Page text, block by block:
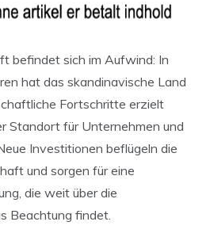
befindet sich im Aufwind: In
hat das skandinavische Land
Fortschritte erzielt
Standort für Unternehmen und
Investitionen beflügeln die
und sorgen für eine
die weit über die
Beachtung findet.